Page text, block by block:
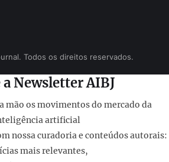
Todos os direitos reservados.
Newsletter AIBJ
mão os movimentos do mercado da
artificial
nossa curadoria e conteúdos autorais:
mais relevantes,